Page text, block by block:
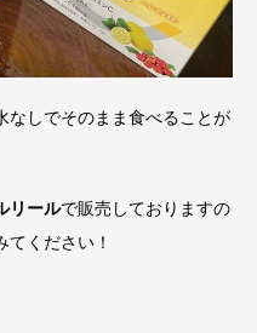
なしでそのまま食べることが
リールで販売しておりますの
ください！